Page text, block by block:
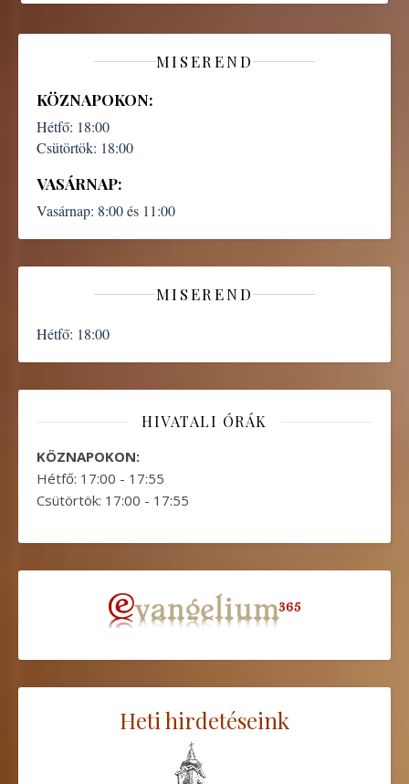
MISEREND
KÖZNAPOKON:
Hétfő: 18:00
Csütörtök: 18:00
VASÁRNAP:
Vasárnap: 8:00 és 11:00
MISEREND
Hétfő: 18:00
HIVATALI ÓRÁK
KÖZNAPOKON:
Hétfő: 17:00 - 17:55
Csütörtök: 17:00 - 17:55
Heti hirdetéseink